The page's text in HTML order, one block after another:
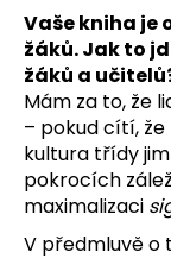
Vaše kniha je
žáků. Jak to
žáků a
Mám za to, že
– pokud cítí,
kultura třídy
pokrocích
maximalizaci
V předmluvě o